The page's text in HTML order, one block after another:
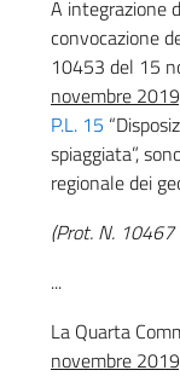
A integrazione
convocazione
10453 del 15
novembre
P.L. 15
spiaggiata”,
regionale dei
(Prot. N.
...
La Quarta
novembre